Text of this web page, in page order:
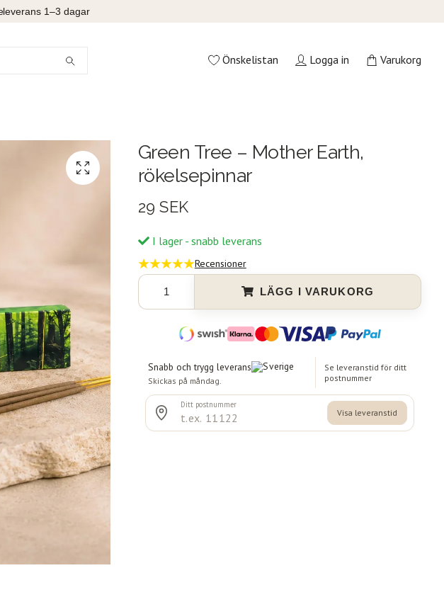
leverans 1–3 dagar
Önskelistan Logga in Varukorg
Green Tree – Mother Earth,
rökelsepinnar
29 SEK
I lager - snabb leverans
Recensioner
LÄGG I VARUKORG